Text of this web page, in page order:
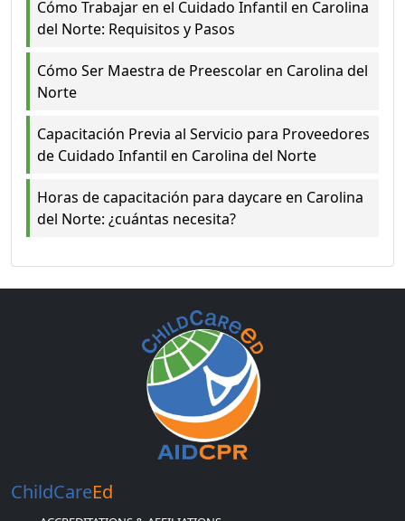
Cómo Trabajar en el Cuidado Infantil en Carolina
del Norte: Requisitos y Pasos
Cómo Ser Maestra de Preescolar en Carolina del
Norte
Capacitación Previa al Servicio para Proveedores
de Cuidado Infantil en Carolina del Norte
Horas de capacitación para daycare en Carolina
del Norte: ¿cuántas necesita?
ChildCareEd